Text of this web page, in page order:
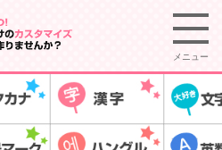
メニュー